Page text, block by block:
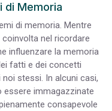
di Memoria
di memoria. Mentre
nel ricordare
influenzare la memoria
fatti e dei concetti
stessi. In alcuni casi,
immagazzinate
consapevole